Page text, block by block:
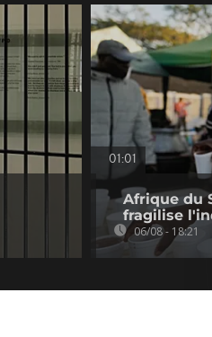
01:01
Afrique du
fragilise
06/08 - 18:21